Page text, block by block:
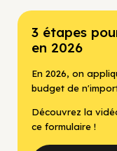
3 étapes
en 2026
En 2026, on
budget de
Découvrez la
ce formulaire !